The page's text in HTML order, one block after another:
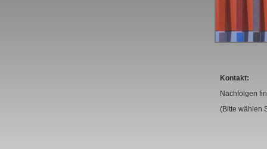
Kontakt:
Nachfolgen
(Bitte wählen